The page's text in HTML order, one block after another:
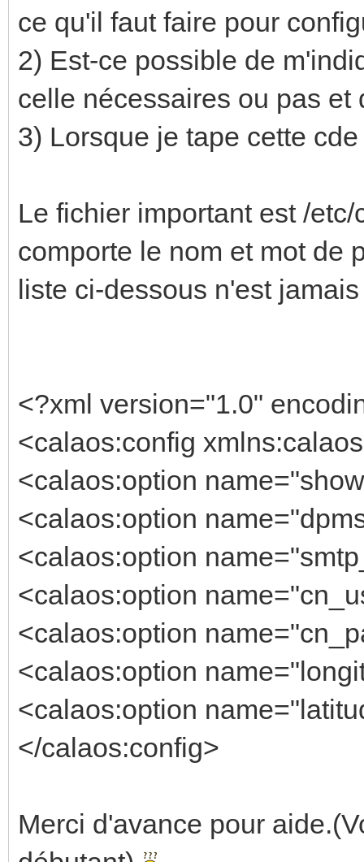
ce qu'il faut faire pour
2) Est-ce possible de
celle nécessaires ou pas
3) Lorsque je tape cette
Le fichier important est /
comporte le nom et mot de
liste ci-dessous n'est
<?xml version="1.0"
<calaos:config
<calaos:option
<calaos:option
<calaos:option
<calaos:option
<calaos:option
<calaos:option
<calaos:option
</calaos:config>
Merci d'avance pour